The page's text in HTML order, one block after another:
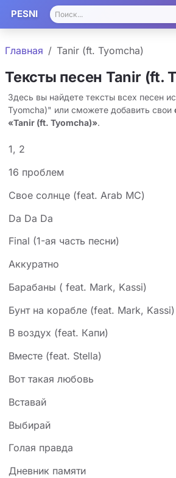
PESNI
Главная Tanir (ft. Tyomcha)
Тексты песен Tanir (ft.
Здесь вы найдете тексты всех песен
Tyomcha)" или сможете добавить свои
«Tanir (ft. Tyomcha)».
1, 2
16 проблем
Cвое солнце (feat. Arab MC)
Da Da Da
Final (1-ая часть песни)
Аккуратно
Барабаны ( feat. Mark, Kassi)
Бунт на корабле (feat. Mark, Kassi)
В воздух (feat. Капи)
Вместе (feat. Stella)
Вот такая любовь
Вставай
Выбирай
Голая правда
Дневник памяти